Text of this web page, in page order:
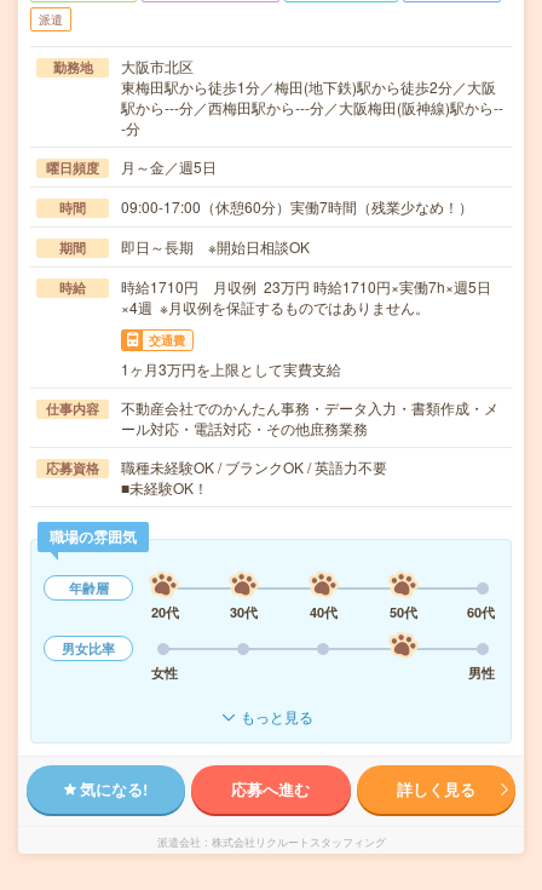
派遣
勤務地
大阪市北区
東梅田駅から徒歩1分／梅田(地下鉄)駅から徒歩2分／大阪
駅から---分／西梅田駅から---分／大阪梅田(阪神線)駅から--
-分
曜日頻度 月～金／週5日
時間 09:00-17:00（休憩60分）実働7時間（残業少なめ！）
期間 即日～長期 ※開始日相談OK
時給
時給1710円 月収例 23万円 時給1710円×実働7h×週5日
×4週 ※月収例を保証するものではありません。
交通費
1ヶ月3万円を上限として実費支給
仕事内容
不動産会社でのかんたん事務・データ入力・書類作成・メ
ール対応・電話対応・その他庶務業務
応募資格
職種未経験OK / ブランクOK / 英語力不要
■未経験OK！
職場の雰囲気
年齢層
20代
30代 40代 50代
60代
男女比率
女性
男性
もっと見る
気になる! 応募へ進む 詳しく見る
派遣会社 株式会社リクルートスタッフィング